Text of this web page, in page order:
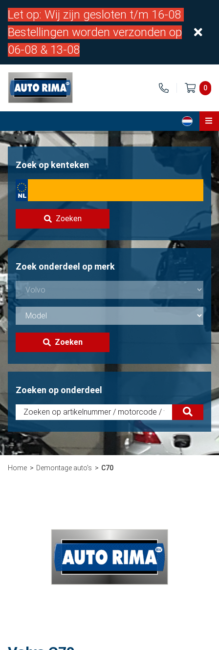
Let op: Wij zijn gesloten t/m 16-08
Bestellingen worden verzonden op
06-08 & 13-08
0
Home
Over ons
Contact
Volvo verkopen?
Niet gevonden?
Zoek op kenteken
Zoeken
Zoek onderdeel op merk
Zoeken
Zoeken op onderdeel
Home Demontage auto's C70